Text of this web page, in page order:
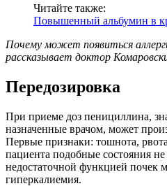
Читайте также:
Повышенный альбумин в
Почему может появиться
рассказывает доктор
Передозировка
При приеме доз пенициллина,
назначенные врачом, может
Первые признаки: тошнота,
пациента подобные состояния
недостаточной функцией почек
гиперкалиемия.